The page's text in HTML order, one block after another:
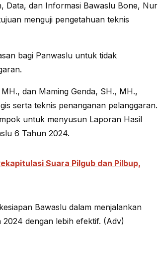
Data, dan Informasi Bawaslu Bone, Nur
menguji pengetahuan teknis
bagi Panwaslu untuk tidak
dan Maming Genda, SH., MH.,
serta teknis penanganan pelanggaran.
untuk menyusun Laporan Hasil
6 Tahun 2024.
Suara Pilgub dan Pilbup,
Bawaslu dalam menjalankan
dengan lebih efektif. (Adv)